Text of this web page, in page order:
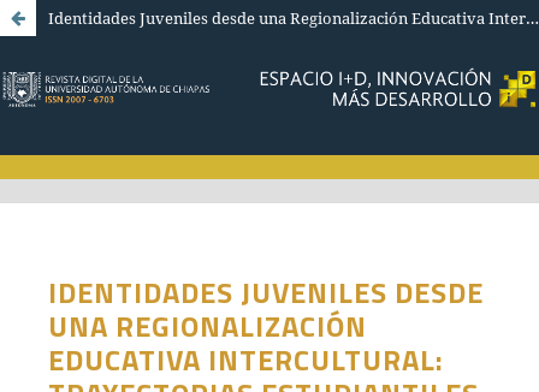
Identidades Juveniles desde una Regionalización Educativa Intercultural: Trayectorias Estudiantiles de COBACH-UNICH